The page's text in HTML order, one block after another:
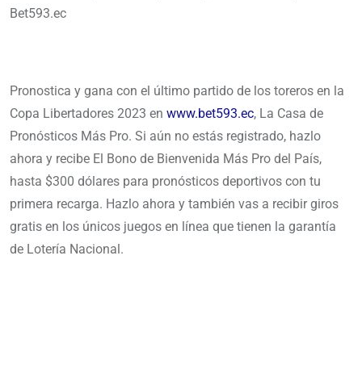
Bet593.ec
Pronostica y gana con el último partido de los toreros en la
Copa Libertadores 2023 en www.bet593.ec, La Casa de
Pronósticos Más Pro. Si aún no estás registrado, hazlo
ahora y recibe El Bono de Bienvenida Más Pro del País,
hasta $300 dólares para pronósticos deportivos con tu
primera recarga. Hazlo ahora y también vas a recibir giros
gratis en los únicos juegos en línea que tienen la garantía
de Lotería Nacional.